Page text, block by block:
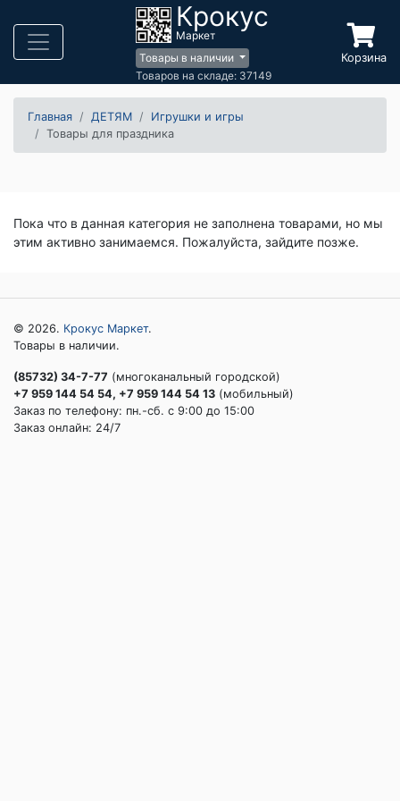
Крокус
Маркет
Товары в наличии
Товаров на складе: 37149
Корзина
Главная ДЕТЯМ
Игрушки и игры
Товары для праздника
Пока что в данная категория не заполнена товарами, но мы
этим активно занимаемся. Пожалуйста, зайдите позже.
© 2026. Крокус Маркет.
Товары в наличии.
(85732) 34-7-77 (многоканальный городской)
+7 959 144 54 54, +7 959 144 54 13 (мобильный)
Заказ по телефону: пн.-сб. c 9:00 до 15:00
Заказ онлайн: 24/7